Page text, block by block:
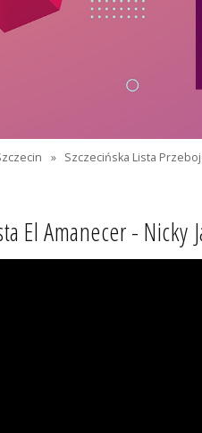
» Szczecińska Lista
El Amanecer - Nicky